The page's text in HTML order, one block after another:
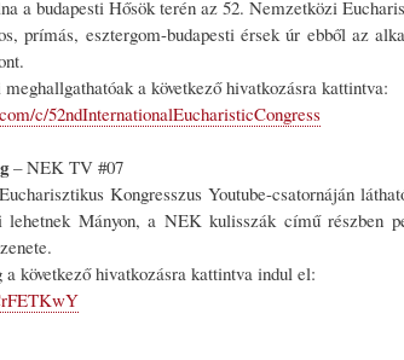
a budapesti Hősök terén az 52. Nemzetközi
prímás, esztergom-budapesti érsek úr ebből az
a következő hivatkozásra kattintva:
c/52ndInternationalEucharisticCongress
– NEK TV #07
Kongresszus Youtube-csatornáján
lehetnek Mányon, a NEK kulisszák című részben
a következő hivatkozásra kattintva indul el: